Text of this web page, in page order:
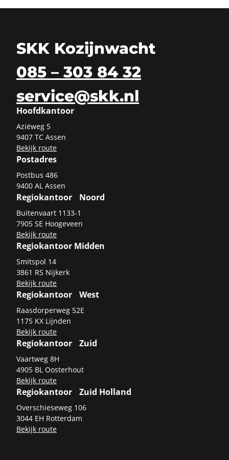
SKK Kozijnwacht
085 – 303 84 32
service@skk.nl
Hoofdkantoor
Azi­ë­weg 5
9407 TC Assen
Be­kijk route
Postadres
Post­bus 486
9400 AL Assen
Regiokantoor Noord
Bui­ten­vaart 1133-​1
7905 SE Hoo­ge­veen
Be­kijk route
Regiokantoor Midden
Smits­pol 14
3861 RS Nij­kerk
Be­kijk route
Regiokantoor West
Raas­dor­per­weg 52E
1175 KX Lijn­den
Be­kijk route
Regiokantoor Zuid
Vaart­weg 8H
4905 BL Oos­ter­hout
Be­kijk route
Regiokantoor Zuid Holland
Over­schie­se­weg 106
3044 EH Rot­ter­dam
Be­kijk route